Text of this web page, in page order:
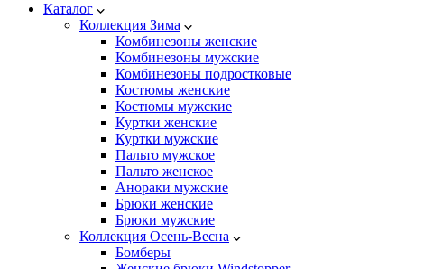
Каталог
Коллекция Зима
Комбинезоны женские
Комбинезоны мужские
Комбинезоны подростковые
Костюмы женские
Костюмы мужские
Куртки женские
Куртки мужские
Пальто мужское
Пальто женское
Анораки мужские
Брюки женские
Брюки мужские
Коллекция Осень-Весна
Бомберы